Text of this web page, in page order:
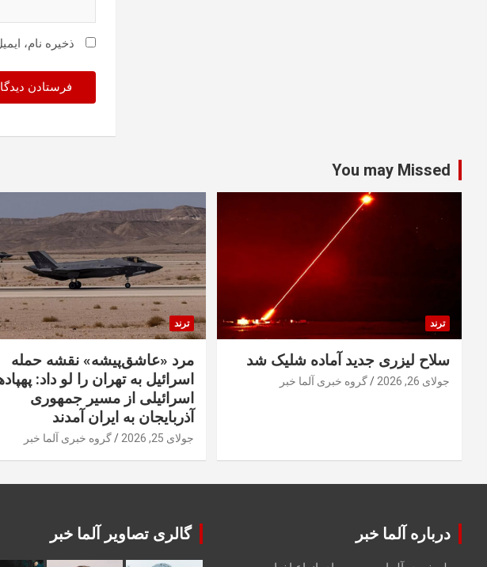
ذخیره نام،
You may Missed
ترند
سلاح لیزری جدید آماده شلیک شد
جولای 26, 2026 گروه خبری آلما خبر
ترند
مرد «عاشق‌پیشه» نقشه حمله
اسرائیل به تهران را لو داد:
اسرائیلی از مسیر جمهوری
آذربایجان به ایران آمدند
جولای 25, 2026 گروه خبری آلما خبر
درباره آلما خبر گالری تصاویر آلما خبر